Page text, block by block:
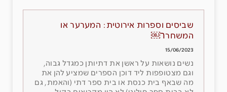
שביסים וספרות אירוטית: המערער או
המשחרר￼
15/06/2023
נשים נושאות על ראשן את דתיותן כמגדל גבוה,
וגם מצטופפות ליד דוכן הספרים שמציע להן את
מה שבאף בית כנסת או בית ספר דתי (והאמת, גם